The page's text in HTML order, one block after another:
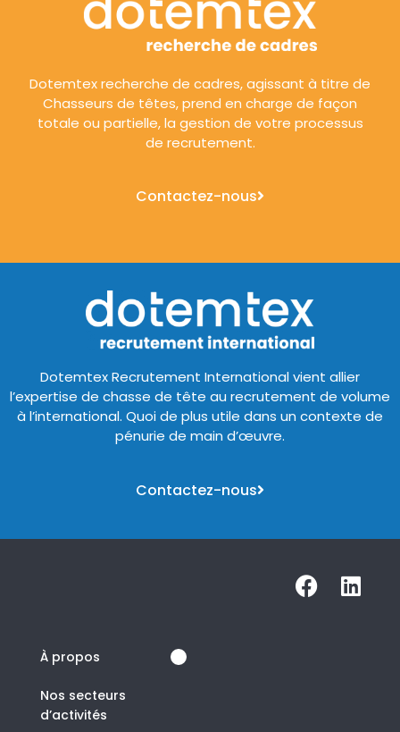
Dotemtex recherche de cadres, agissant à titre de
Chasseurs de têtes, prend en charge de façon
totale ou partielle, la gestion de votre processus
de recrutement.
Contactez-nous
Dotemtex Recrutement International vient allier
l’expertise de chasse de tête au recrutement de volume
à l’international. Quoi de plus utile dans un contexte de
pénurie de main d’œuvre.
Contactez-nous
À propos
Nos secteurs
d’activités